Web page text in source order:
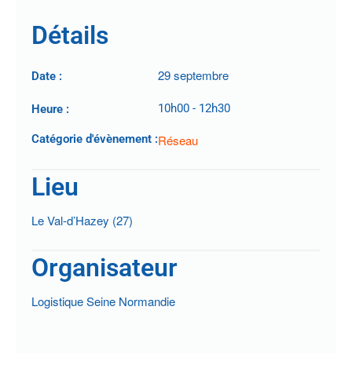
Détails
Date : 29 septembre
Heure : 10h00 - 12h30
Catégorie d'évènement :Réseau
Lieu
Le Val-d’Hazey (27)
Organisateur
Logistique Seine Normandie